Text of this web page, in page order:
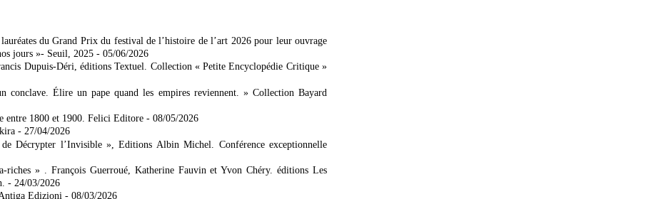
du Grand Prix du festival de l’histoire de l’art 2026 pour leur ouvrage
jours »- Seuil, 2025 - 05/06/2026
Dupuis-Déri, éditions Textuel. Collection « Petite Encyclopédie Critique »
conclave. Élire un pape quand les empires reviennent. » Collection Bayard
entre 1800 et 1900. Felici Editore - 08/05/2026
- 27/04/2026
Décrypter l’Invisible », Editions Albin Michel. Conférence exceptionnelle
riches » . François Guerroué, Katherine Fauvin et Yvon Chéry. éditions Les
- 24/03/2026
Edizioni - 08/03/2026